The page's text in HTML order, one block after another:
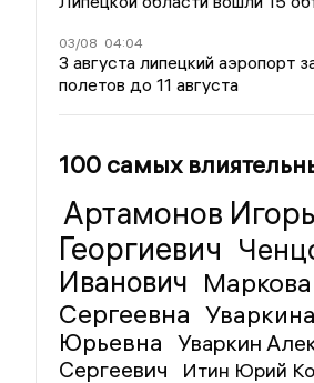
03/08 04:04
3 августа липецкий аэропорт
полетов до 11 августа
100 самых
Артамонов Игорь
Георгиевич
Иванович
Сергеевна
Юрьевна
Уваркин
Сергеевич
Итин Юрий